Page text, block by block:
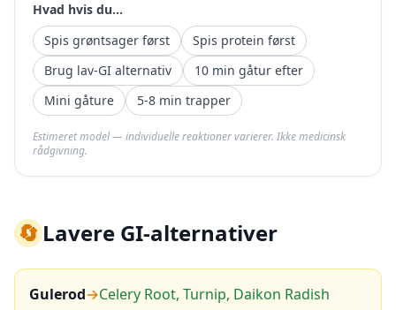
Hvad hvis du...
Spis grøntsager først
Spis protein først
Brug lav-GI alternativ
10 min gåtur efter
Mini gåture
5-8 min trapper
Estimeret model — individuelle reaktioner varierer. Ikke medicinsk
rådgivning.
🔄Lavere GI-alternativer
Gulerod→Celery Root, Turnip, Daikon Radish